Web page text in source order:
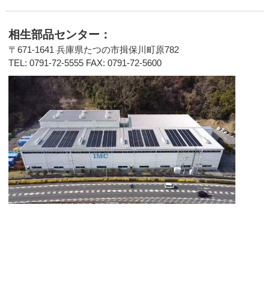
相生部品センター：
〒671-1641 兵庫県たつの市揖保川町原782
TEL: 0791-72-5555 FAX: 0791-72-5600